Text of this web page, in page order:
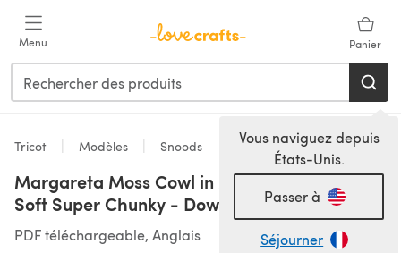
Menu Panier
Vous naviguez depuis
États-Unis.
Passer à
Séjourner
Tricot Modèles Snoods
Margareta Moss Cowl in MillaMia Naturally
Soft Super Chunky - Downloadable PDF
PDF téléchargeable, Anglais